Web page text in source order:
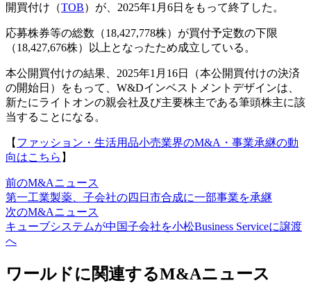
開買付け（TOB）が、2025年1月6日をもって終了した。
応募株券等の総数（18,427,778株）が買付予定数の下限
（18,427,676株）以上となったため成立している。
本公開買付けの結果、2025年1月16日（本公開買付けの決済
の開始日）をもって、W&Dインベストメントデザインは、
新たにライトオンの親会社及び主要株主である筆頭株主に該
当することになる。
【 ファッション・生活用品小売業界のM&A・事業承継の動
向はこちら 】
前のM&Aニュース
第一工業製薬、子会社の四日市合成に一部事業を承継
次のM&Aニュース
キューブシステムが中国子会社を小松Business Serviceに譲渡
へ
ワールドに関連するM&Aニュース